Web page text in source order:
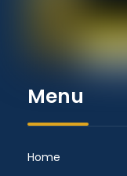
Menu
Home